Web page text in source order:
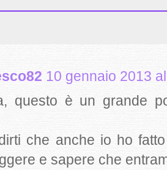
10 gennaio 2013
questo è un grande
che anche io ho
e sapere che